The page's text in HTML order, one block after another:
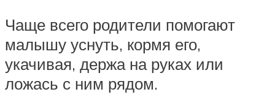
Чаще всего родители помогают
малышу уснуть, кормя его,
укачивая, держа на руках или
ложась с ним рядом.